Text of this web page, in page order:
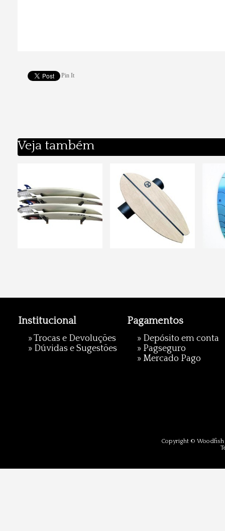
Pin It
Veja também
Institucional
»Trocas e Devoluções
» Dúvidas e Sugestões
Pagamentos
» Depósito em conta
» Pagseguro
» Mercado Pago
Copyright © Woodfish